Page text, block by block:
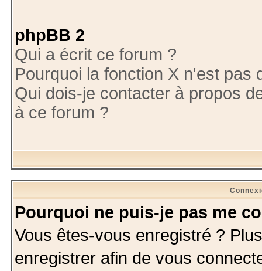
phpBB 2
Qui a écrit ce forum ?
Pourquoi la fonction X n'est pas
Qui dois-je contacter à propos
à ce forum ?
Pourquoi ne puis-je pas me
Vous êtes-vous enregistré ?
enregistrer afin de vous